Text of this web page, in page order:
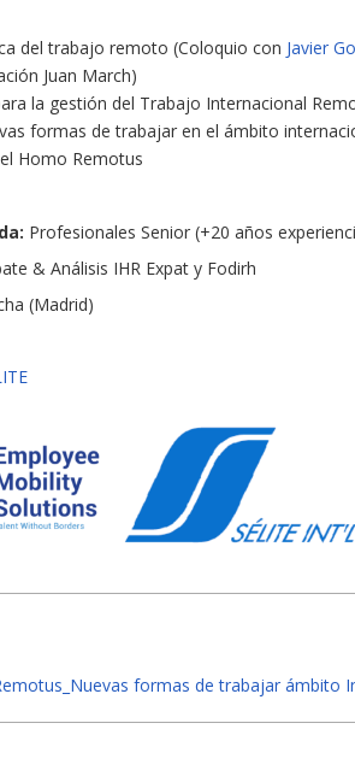
del trabajo remoto (Coloquio con Javier
Juan March)
la gestión del Trabajo Internacional
formas de trabajar en el ámbito
Homo Remotus
Profesionales Senior (+20 años
& Análisis IHR Expat y Fodirh
(Madrid)
formas de trabajar ámbito